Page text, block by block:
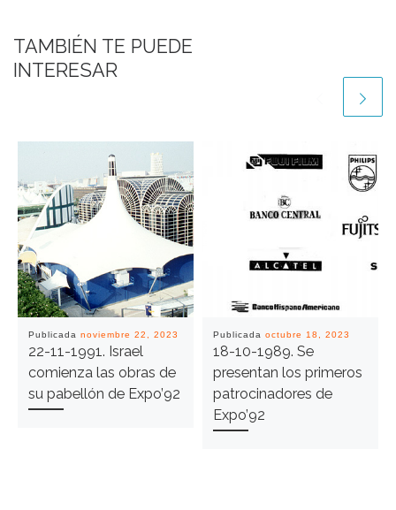
TAMBIÉN TE PUEDE
INTERESAR
Publicada noviembre 22, 2023
22-11-1991. Israel
comienza las obras de
su pabellón de Expo’92
Publicada octubre 18, 2023
18-10-1989. Se
presentan los primeros
patrocinadores de
Expo’92